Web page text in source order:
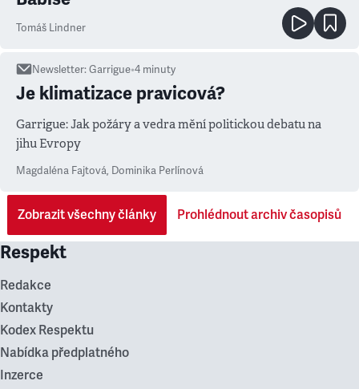
Tomáš Lindner
Newsletter:Garrigue•4 minuty
Je klimatizace pravicová?
Garrigue: Jak požáry a vedra mění politickou debatu na
jihu Evropy
Magdaléna Fajtová, Dominika Perlínová
Zobrazit všechny články Prohlédnout archiv časopisů
Respekt
Redakce
Kontakty
Kodex Respektu
Nabídka předplatného
Inzerce